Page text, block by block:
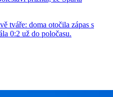
tváře: doma otočila zápas s
0:2 už do poločasu.